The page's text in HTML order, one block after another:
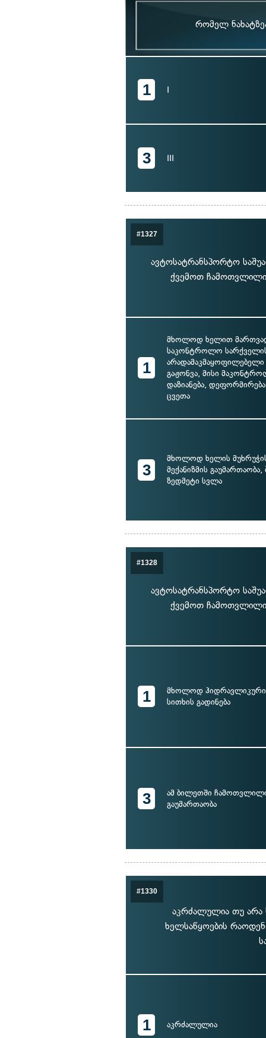
რომელ
1 I
3 III
#1327
ავტოსატრანსპორტო
ქვემოთ ჩამოთვლილი
1
მხოლოდ ხელით
საკონტროლო
არადამაკმაყოფილებელი
გაჟონვა, მისი
დაზიანება,
ცვეთა
3
მხოლოდ ხელის
მექანიზმის გაუმართაობა,
ზედმეტი სვლა
#1328
ავტოსატრანსპორტო
ქვემოთ ჩამოთვლილი
1
მხოლოდ ჰიდრავლიკური
სითხის გადინება
3
ამ ბილეთში
გაუმართაობა
#1330
აკრძალულია თუ არა
ხელსაწყოების
1 აკრძალულია